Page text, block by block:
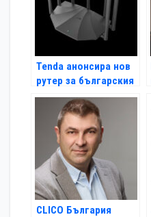
Tenda анонсира нов
рутер за българския
пазар
CLICO България